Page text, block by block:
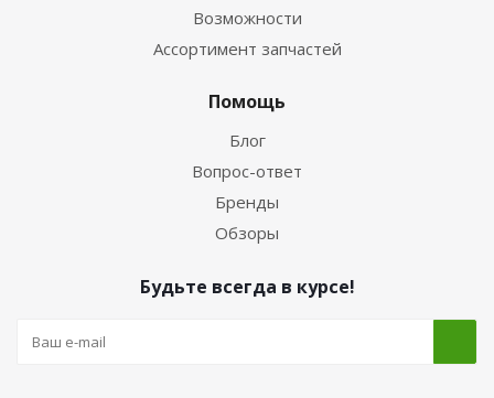
Возможности
Ассортимент запчастей
Помощь
Блог
Вопрос-ответ
Бренды
Обзоры
Будьте всегда в курсе!